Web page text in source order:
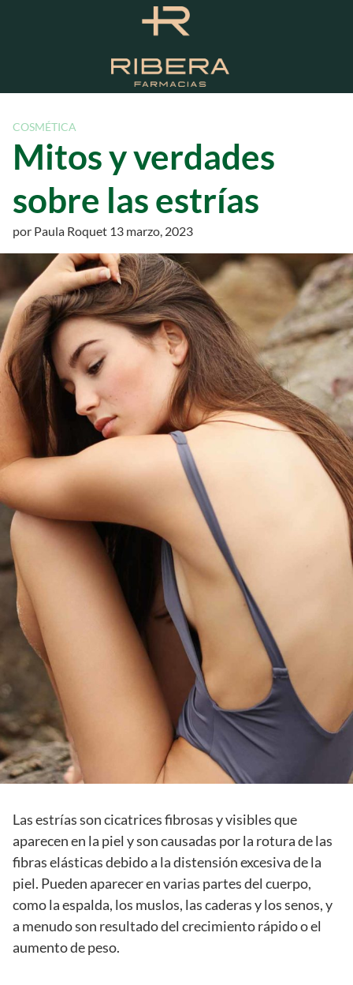
n
d
o
COSMÉTICA
Mitos y verdades
sobre las estrías
por Paula Roquet 13 marzo, 2023
Las estrías son cicatrices fibrosas y visibles que
aparecen en la piel y son causadas por la rotura de las
fibras elásticas debido a la distensión excesiva de la
piel. Pueden aparecer en varias partes del cuerpo,
como la espalda, los muslos, las caderas y los senos, y
a menudo son resultado del crecimiento rápido o el
aumento de peso.